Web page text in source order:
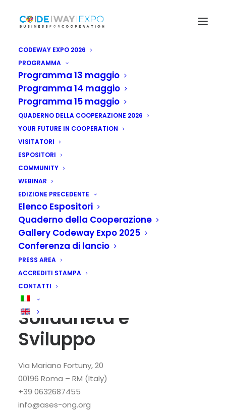
CODEWAY EXPO 2026
PROGRAMMA
Programma 13 maggio
Programma 14 maggio
Programma 15 maggio
QUADERNO DELLA COOPERAZIONE 2026
YOUR FUTURE IN COOPERATION
VISITATORI
ESPOSITORI
COMMUNITY
WEBINAR
EDIZIONE PRECEDENTE
Elenco Espositori
Quaderno della Cooperazione
Gallery Codeway Expo 2025
Conferenza di lancio
PRESS AREA
ACCREDITI STAMPA
CONTATTI
ASeS – Agricoltori
Solidarietà e
Sviluppo
Via Mariano Fortuny, 20
00196 Roma – RM (Italy)
+39 0632687455
info@ases-ong.org